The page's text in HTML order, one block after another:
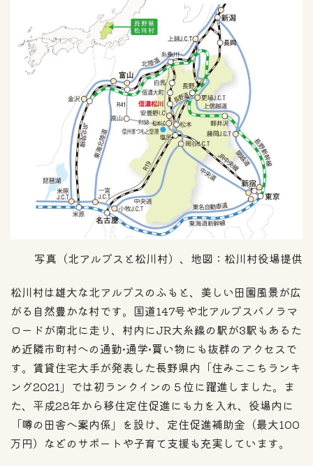
写真（北アルプスと松川村）、地図：松川村役場提供
松川村は雄大な北アルプスのふもと、美しい田園風景が広
がる自然豊かな村です。国道147号や北アルプスパノラマ
ロードが南北に走り、村内にJR大糸線の駅が3駅もあるた
め近隣市町村への通勤•通学•買い物にも抜群のアクセスで
す。賃貸住宅大手が発表した長野県内「住みここちランキ
ング2021」では初ランクインの５位に躍進しました。ま
た、平成28年から移住定住促進にも力を入れ、役場内に
「噂の田舎へ案内係」を設け、定住促進補助金（最大100
万円）などのサポートや子育て支援も充実しています。